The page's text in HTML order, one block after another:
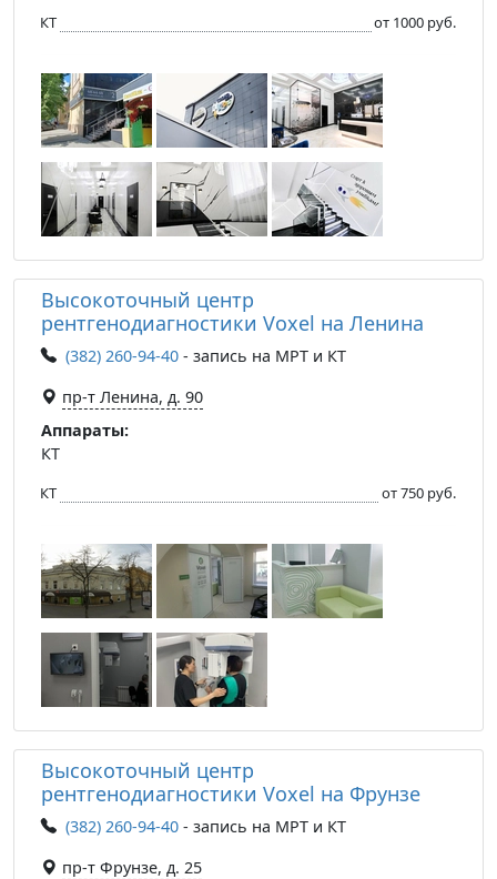
КТ от 1000 руб.
Высокоточный центр
рентгенодиагностики Voxel на Ленина
(382) 260-94-40 - запись на МРТ и КТ
​пр-т Ленина, д. 90
Аппараты:
КТ
КТ от 750 руб.
Высокоточный центр
рентгенодиагностики Voxel на Фрунзе
(382) 260-94-40 - запись на МРТ и КТ
пр-т Фрунзе, д. 25